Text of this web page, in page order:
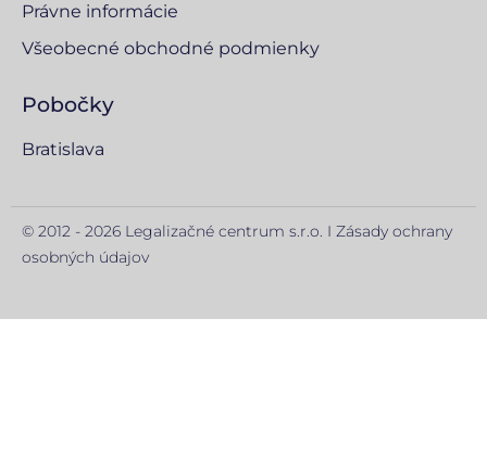
Právne informácie
Všeobecné obchodné podmienky
Pobočky
Bratislava
© 2012 - 2026 Legalizačné centrum s.r.o. I Zásady ochrany
osobných údajov